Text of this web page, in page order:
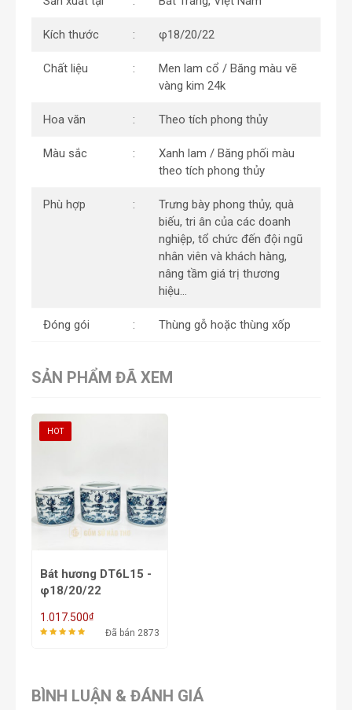
Kích thước φ18/20/22
Chất liệu
Men lam cổ / Băng màu vẽ
vàng kim 24k
Hoa văn Theo tích phong thủy
Màu sắc
Xanh lam / Băng phối màu
theo tích phong thủy
Phù hợp
Trưng bày phong thủy, quà
biếu, tri ân của các doanh
nghiệp, tổ chức đến đội ngũ
nhân viên và khách hàng,
nâng tầm giá trị thương
hiệu…
Đóng gói Thùng gỗ hoặc thùng xốp
SẢN PHẨM ĐÃ XEM
HOT
Bát hương DT6L15 -
φ18/20/22
1.017.500₫
Đã bán 2873
BÌNH LUẬN & ĐÁNH GIÁ